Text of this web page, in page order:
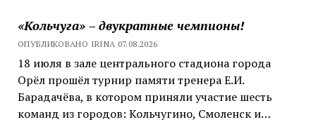
«Кольчуга» – двукратные чемпионы!
ОПУБЛИКОВАНО IRINA 07.08.2026
18 июля в зале центрального стадиона города
Орёл прошёл турнир памяти тренера Е.И.
Барадачёва, в котором приняли участие шесть
команд из городов: Кольчугино, Смоленск и…